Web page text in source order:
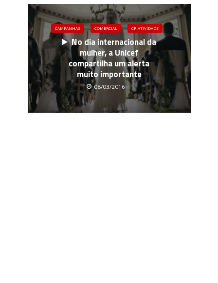
CAMPANHAS COMERCIAL CRIATIVIDADE
No dia internacional da
mulher, a Unicef
compartilha um alerta
muito importante
08/03/2016